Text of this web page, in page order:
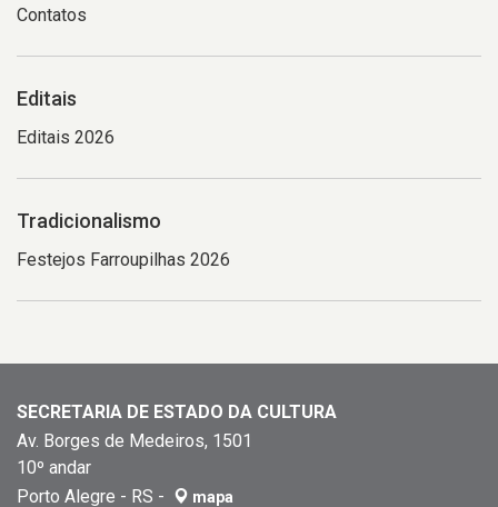
Contatos
Editais
Editais 2026
Tradicionalismo
Festejos Farroupilhas 2026
SECRETARIA DE ESTADO DA CULTURA
Av. Borges de Medeiros, 1501
10º andar
Porto Alegre - RS -
mapa